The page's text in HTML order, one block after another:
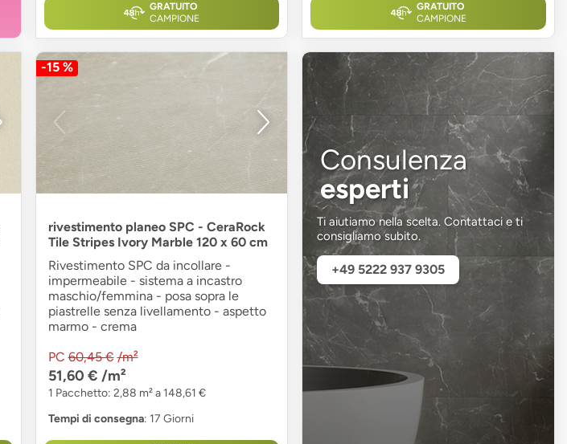
GRATUITO
CAMPIONE
GRATUITO
CAMPIONE
-15 %
rivestimento planeo SPC - CeraRock
Tile Stripes Ivory Marble 120 x 60 cm
Rivestimento SPC da incollare -
impermeabile - sistema a incastro
maschio/femmina - posa sopra le
piastrelle senza livellamento - aspetto
marmo - crema
PC 60,45 € /m²
51,60 € /m²
1 Pacchetto: 2,88 m² a 148,61 €
Tempi di consegna: 17 Giorni
Consulenza
esperti
Ti aiutiamo nella scelta. Contattaci e ti
consigliamo subito.
+49 5222 937 9305